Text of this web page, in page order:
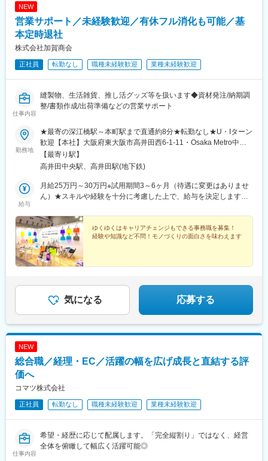
NEW
営業サポート／未経験歓迎／有休フル消化も可能／基
本定時退社
株式会社加賀商会
正社員 転勤なし 職種未経験歓迎 業種未経験歓迎
仕事内容
縫製物、生活雑貨、推し活グッズ等を扱います◆資材発注/納期調
整/書類作成/出荷準備などの営業サポート
勤務地
★最寄の深江橋駅～本町駅まで直通約8分★転勤なし★U・Iターン
歓迎【本社】大阪府東大阪市高井田西6-1-11・Osaka Metro中央
線『高井田』駅より徒歩8分・Osaka Metro中央線『深江橋』駅よ
り徒歩10分
【最寄り駅】
高井田中央駅、高井田駅(地下鉄)
給与
月給25万円～30万円※試用期間3～6ヶ月（待遇に変更はありませ
ん）★スキルや経験を十分に考慮した上で、給与を決定します。
ゆくゆくはキャリアチェンジもできる事務職を募集！
経験や知識など不問！モノづくりの面白さを味わえます
気になる 応募する
NEW
総合職／経理・EC／活躍の幅を広げ成長と直結する評
価へ
コマツ株式会社
正社員 転勤なし 職種未経験歓迎 業種未経験歓迎
仕事内容
希望・経歴に応じて配属します。「完全縦割り」ではなく、経営
全体を俯瞰して幅広く活躍可能◎